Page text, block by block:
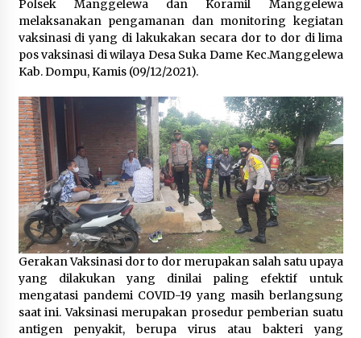
Polsek Pekat Kawal Aksi Petani Tebu Secara
Humanis, Dialog dengan PT SMS Hasilkan
Kesepakatan Awal Demi Menjaga Harkamtibmas
1 bulan ago
Polsek Manggelewa dan Koramil Manggelewa
melaksanakan pengamanan dan monitoring kegiatan
vaksinasi di yang di lakukakan secara dor to dor di lima
pos vaksinasi di wilaya Desa Suka Dame Kec.Manggelewa
Kab. Dompu, Kamis (09/12/2021).
Gerakan Vaksinasi dor to dor merupakan salah satu upaya
yang dilakukan yang dinilai paling efektif untuk
mengatasi pandemi COVID-19 yang masih berlangsung
saat ini. Vaksinasi merupakan prosedur pemberian suatu
antigen penyakit, berupa virus atau bakteri yang